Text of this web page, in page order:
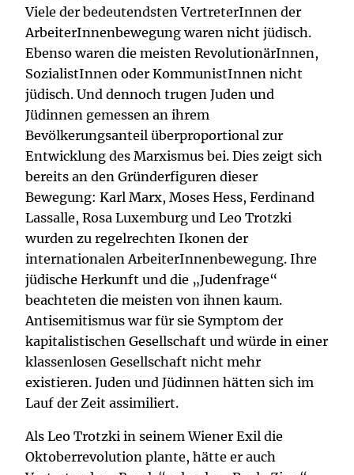
Viele der bedeutendsten VertreterInnen der
ArbeiterInnenbewegung waren nicht jüdisch.
Ebenso waren die meisten RevolutionärInnen,
SozialistInnen oder KommunistInnen nicht
jüdisch. Und dennoch trugen Juden und
Jüdinnen gemessen an ihrem
Bevölkerungsanteil überproportional zur
Entwicklung des Marxismus bei. Dies zeigt sich
bereits an den Gründerfiguren dieser
Bewegung: Karl Marx, Moses Hess, Ferdinand
Lassalle, Rosa Luxemburg und Leo Trotzki
wurden zu regelrechten Ikonen der
internationalen ArbeiterInnenbewegung. Ihre
jüdische Herkunft und die „Judenfrage“
beachteten die meisten von ihnen kaum.
Antisemitismus war für sie Symptom der
kapitalistischen Gesellschaft und würde in einer
klassenlosen Gesellschaft nicht mehr
existieren. Juden und Jüdinnen hätten sich im
Lauf der Zeit assimiliert.
Als Leo Trotzki in seinem Wiener Exil die
Oktoberrevolution plante, hätte er auch